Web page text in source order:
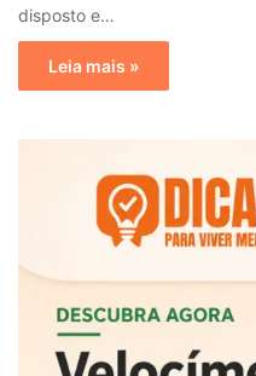
disposto e…
Leia mais »